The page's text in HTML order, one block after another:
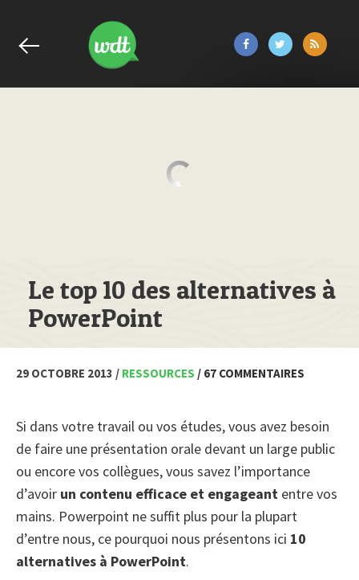
Le top 10 des alternatives à
PowerPoint
29 OCTOBRE 2013 / RESSOURCES / 67 COMMENTAIRES
Si dans votre travail ou vos études, vous avez besoin
de faire une présentation orale devant un large public
ou encore vos collègues, vous savez l’importance
d’avoir un contenu efficace et engageant entre vos
mains. Powerpoint ne suffit plus pour la plupart
d’entre nous, ce pourquoi nous présentons ici 10
alternatives à PowerPoint.